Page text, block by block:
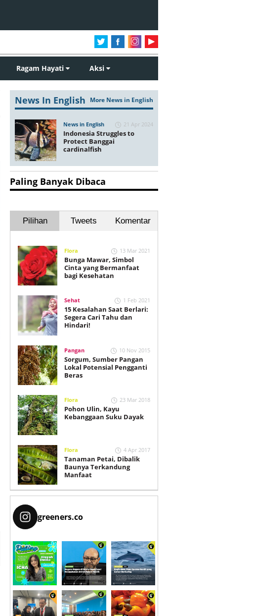
Ragam Hayati Aksi
News In English More News in English
News in English 21 Apr 2024
Indonesia Struggles to
Protect Banggai
cardinalfish
Paling Banyak Dibaca
Pilihan Tweets Komentar
Flora 13 Mar 2021
Bunga Mawar, Simbol
Cinta yang Bermanfaat
bagi Kesehatan
Sehat 1 Feb 2021
15 Kesalahan Saat Berlari:
Segera Cari Tahu dan
Hindari!
Pangan 10 Nov 2015
Sorgum, Sumber Pangan
Lokal Potensial Pengganti
Beras
Flora 23 Mar 2018
Pohon Ulin, Kayu
Kebanggaan Suku Dayak
Flora 4 Apr 2017
Tanaman Petai, Dibalik
Baunya Terkandung
Manfaat
greeners.co